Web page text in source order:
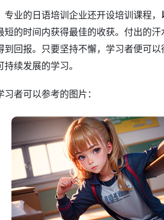
专业的日语培训企业还开设培训课程，
短的时间内获得最佳的收获。付出的
到回报。只要坚持不懈，学习者便可
续发展的学习。
者可以参考的图片：